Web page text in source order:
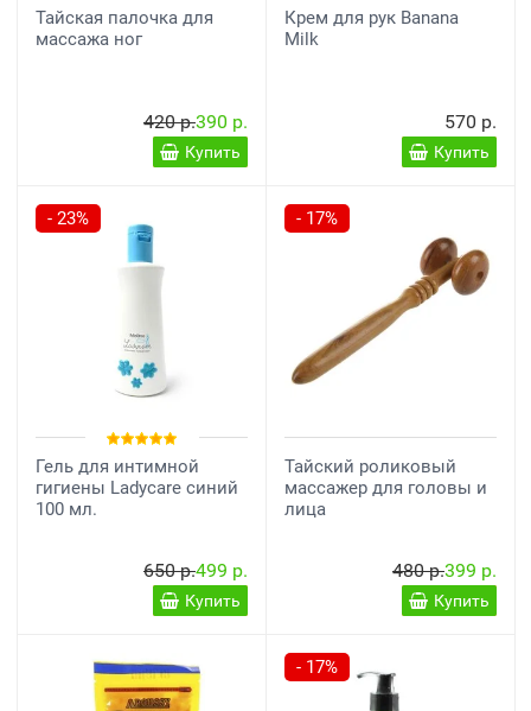
Тайская палочка для
массажа ног
420 р.390 р.
Купить
Крем для рук Banana
Milk
570 р.
Купить
- 23%
Гель для интимной
гигиены Ladycare синий
100 мл.
650 р.499 р.
Купить
- 17%
Тайский роликовый
массажер для головы и
лица
480 р.399 р.
Купить
- 17%